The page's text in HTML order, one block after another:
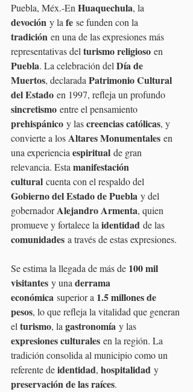
Puebla, Méx.-En Huaquechula, la
devoción y la fe se funden con la
tradición en una de las expresiones más
representativas del turismo religioso en
Puebla. La celebración del Día de
Muertos, declarada Patrimonio Cultural
del Estado en 1997, refleja un profundo
sincretismo entre el pensamiento
prehispánico y las creencias católicas, y
convierte a los Altares Monumentales en
una experiencia espiritual de gran
relevancia. Esta manifestación
cultural cuenta con el respaldo del
Gobierno del Estado de Puebla y del
gobernador Alejandro Armenta, quien
promueve y fortalece la identidad de las
comunidades a través de estas expresiones.
Se estima la llegada de más de 100 mil
visitantes y una derrama
económica superior a 1.5 millones de
pesos, lo que refleja la vitalidad que generan
el turismo, la gastronomía y las
expresiones culturales en la región. La
tradición consolida al municipio como un
referente de identidad, hospitalidad y
preservación de las raíces.